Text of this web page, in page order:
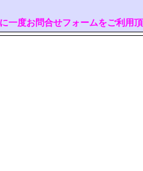
一度お問合せフォームをご利用